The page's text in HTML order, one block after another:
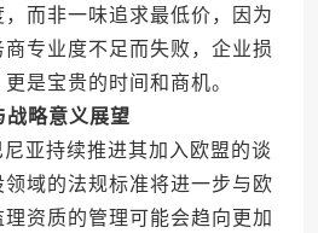
而非一味追求最低价，因为
专业度不足而失败，企业损
是宝贵的时间和商机。
战略意义展望
持续推进其加入欧盟的谈
域的法规标准将进一步与欧
资质的管理可能会趋向更加